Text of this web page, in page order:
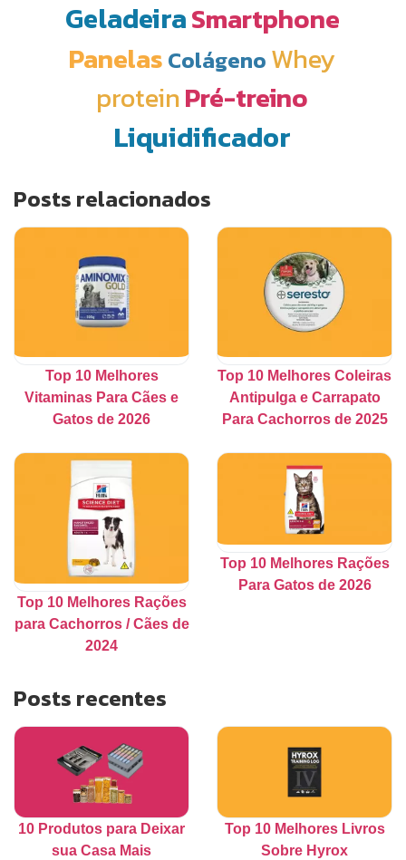
GeladeiraSmartphone
Panelas Colágeno Whey
proteinPré-treino
Liquidificador
Posts relacionados
Top 10 Melhores
Vitaminas Para Cães e
Gatos de 2026
Top 10 Melhores Coleiras
Antipulga e Carrapato
Para Cachorros de 2025
Top 10 Melhores Rações
para Cachorros / Cães de
2024
Top 10 Melhores Rações
Para Gatos de 2026
Posts recentes
10 Produtos para Deixar
sua Casa Mais
Top 10 Melhores Livros
Sobre Hyrox